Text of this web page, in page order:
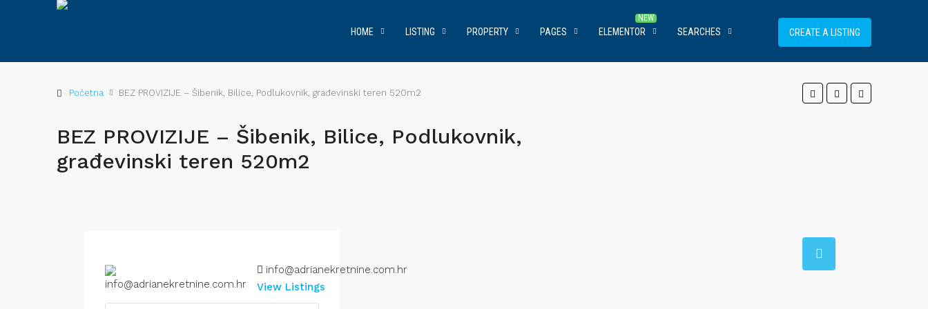
HOME LISTING PROPERTY PAGES ELEMENTOR SEARCHES CREATE A LISTING
Početna BEZ PROVIZIJE – Šibenik, Bilice, Podlukovnik, građevinski teren 520m2
BEZ PROVIZIJE – Šibenik, Bilice, Podlukovnik,
građevinski teren 520m2
info@adrianekretnine.com.hr
View Listings